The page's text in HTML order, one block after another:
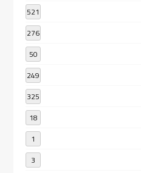
521
276
50
249
325
18
1
3